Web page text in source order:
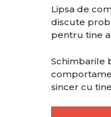
Lipsa de
discute
pentru tine
Schimbarile
sincer cu